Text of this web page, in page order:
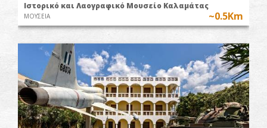
Ιστορικό και Λαογραφικό Μουσείο Καλαμάτας
ΜΟΥΣΕΙΑ ~0.5Km